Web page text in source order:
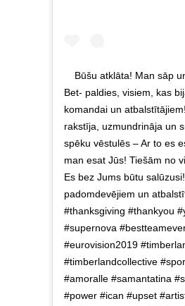
Būšu atklāta! Man sāp
Bet- paldies, visiem, kas
komandai un
rakstīja, uzmundrināja un
spēku vēstulēs – Ar to es
man esat Jūs! Tiešām no
Es bez Jums būtu
padomdevējiem un
#thanksgiving #thankyou
#supernova
#eurovision2019
#timberlandcollective
#amoralle #samantatina
#power #ican #upset